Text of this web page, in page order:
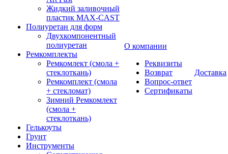
Жидкий заливочный
пластик MAX-CAST
Полиуретан для форм
Двухкомпонентный
полиуретан
Ремкомплекты
Ремкомлект (смола +
стеклоткань)
Ремкомплект (смола
+ стекломат)
Зимний Ремкомлект
(смола +
стеклоткань)
Гелькоуты
Грунт
Инструменты
О компании
Реквизиты
Возврат
Вопрос-ответ
Сертификаты
Доставка